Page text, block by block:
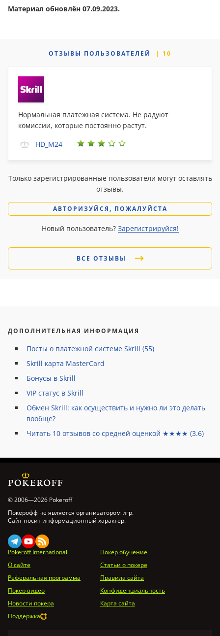
Материал обновлён 07.09.2023.
ОТЗЫВЫ ПОЛЬЗОВАТЕЛЕЙ 10
Нормальная платежная система. Не радуют
комиссии, которые постоянно растут.
HD_M24
Только зарегистрированные пользователи могут оставлять
отзывы.
АВТОРИЗУЙСЯ, ПОЖАЛУЙСТА
Новый пользователь? Зарегистрируйся!
ВСЕ ОТЗЫВЫ
ДОПОЛНИТЕЛЬНАЯ ИНФОРМАЦИЯ
Посты о платежной системе Skrill (55)
Skrill карта MasterCard
Бонусы в Skrill
VIP статус в Skrill
Обмен Skrill: как осуществить и нужно ли это делать
вообще?
Читать 10 отзывов со средней оценкой ★★★★ (3.6)
© 2006—2026 Pokeroff
Покерофф не является организатором игр.
Сайт носит информационный характер.
Pokeroff International
Покер обучение
О сайте
Статьи о покере
Реферальная программа
Правила сайта
Покер видео
Конфиденциальность
Новости покера
Карта сайта
Поддержка